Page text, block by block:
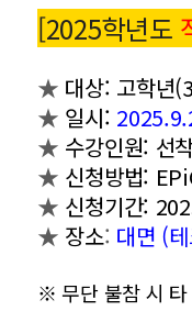
[2025학년도
★ 대상: 고학년
★ 일시:
★ 수강인원: 선
★ 신청방법:
★ 신청기간:
★ 장소: 대면 (
※ 무단 불참 시